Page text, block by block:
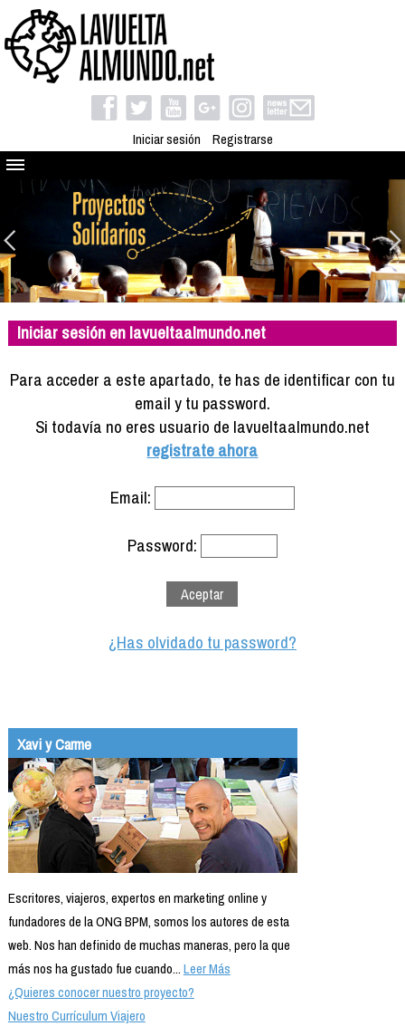
Iniciar sesión Registrarse
Quienes somos
El proyecto
Blog
Viaja con nosotros
Camino solidario
Libros
Compañeros de viaje
Info viajeros
Iniciar sesión en lavueltaalmundo.net
Para acceder a este apartado, te has de identificar con tu
email y tu password.
Si todavía no eres usuario de lavueltaalmundo.net
registrate ahora
Email:
Password:
¿Has olvidado tu password?
Xavi y Carme
Escritores, viajeros, expertos en marketing online y
fundadores de la ONG BPM, somos los autores de esta
web. Nos han definido de muchas maneras, pero la que
más nos ha gustado fue cuando...Leer Más
¿Quieres conocer nuestro proyecto?
Nuestro Currículum Viajero